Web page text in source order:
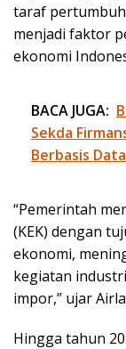
taraf
menjadi faktor
ekonomi
BACA JUGA:
Sekda
Berbasis Data
“Pemerintah
(KEK) dengan
ekonomi,
kegiatan
impor,” ujar
Hingga tahun